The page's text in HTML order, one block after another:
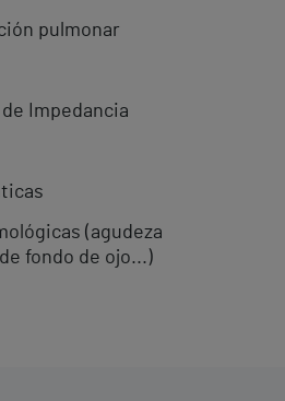
pulmonar
Impedancia
(agudeza
fondo de ojo...)